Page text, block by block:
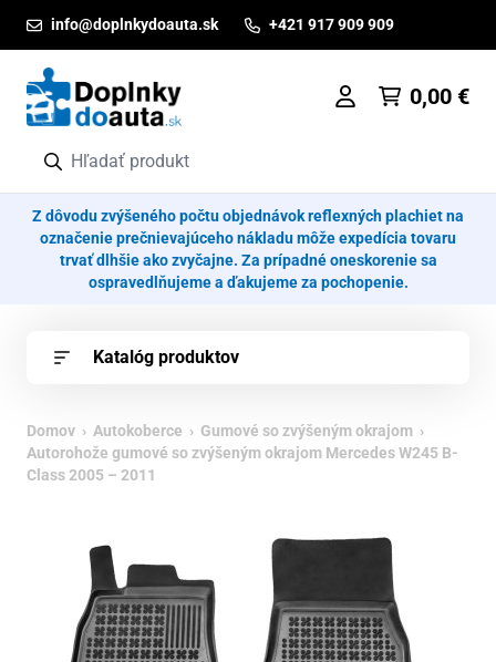
info@doplnkydoauta.sk +421 917 909 909
0,00 €
Z dôvodu zvýšeného počtu objednávok reflexných plachiet na
označenie prečnievajúceho nákladu môže expedícia tovaru
trvať dlhšie ako zvyčajne. Za prípadné oneskorenie sa
ospravedlňujeme a ďakujeme za pochopenie.
Katalóg produktov
Domov › Autokoberce › Gumové so zvýšeným okrajom ›
Autorohože gumové so zvýšeným okrajom Mercedes W245 B-
Class 2005 – 2011